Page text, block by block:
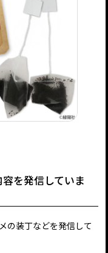
を発信していま
の装丁などを発信して